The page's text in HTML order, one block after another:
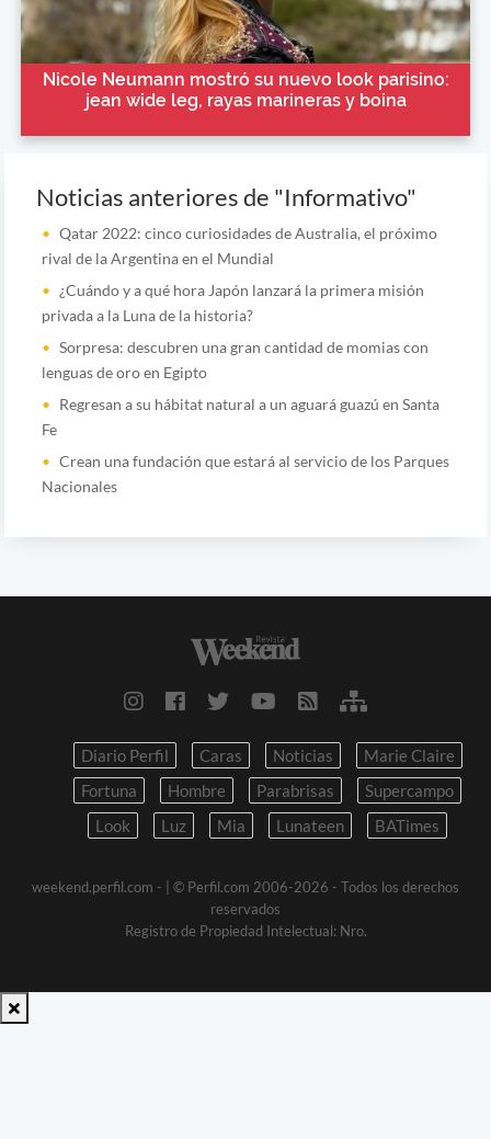
Nicole Neumann mostró su nuevo look parisino:
jean wide leg, rayas marineras y boina
Noticias anteriores de "Informativo"
Qatar 2022: cinco curiosidades de Australia, el próximo
rival de la Argentina en el Mundial
¿Cuándo y a qué hora Japón lanzará la primera misión
privada a la Luna de la historia?
Sorpresa: descubren una gran cantidad de momias con
lenguas de oro en Egipto
Regresan a su hábitat natural a un aguará guazú en Santa
Fe
Crean una fundación que estará al servicio de los Parques
Nacionales
Diario Perfil Caras Noticias
Marie Claire
Fortuna
Hombre Parabrisas
Supercampo
Look
Luz Mia Lunateen BATimes
weekend.perfil.com -
| © Perfil.com 2006-2026 - Todos los derechos
reservados
Registro de Propiedad Intelectual: Nro.